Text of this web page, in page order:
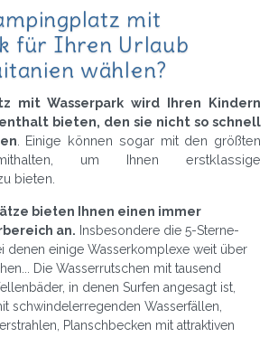
mit
für Ihren Urlaub
wählen?
mit Wasserpark wird Ihren Kindern
bieten, den sie nicht so schnell
. Einige können sogar mit den größten
um Ihnen erstklassige
bieten.
bieten Ihnen einen immer
an. Insbesondere die 5-Sterne-
denen einige Wasserkomplexe weit über
Die Wasserrutschen mit tausend
in denen Surfen angesagt ist,
schwindelerregenden Wasserfällen,
Planschbecken mit attraktiven